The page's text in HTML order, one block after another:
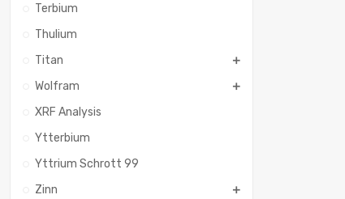
Terbium
Thulium
Titan
Wolfram
XRF Analysis
Ytterbium
Yttrium Schrott 99
Zinn